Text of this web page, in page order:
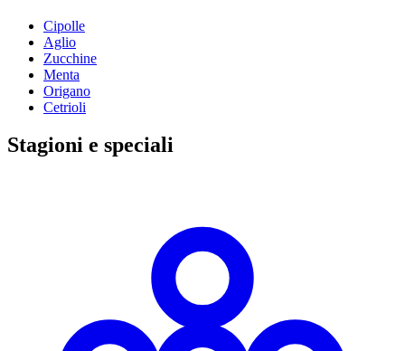
Cipolle
Aglio
Zucchine
Menta
Origano
Cetrioli
Stagioni e speciali